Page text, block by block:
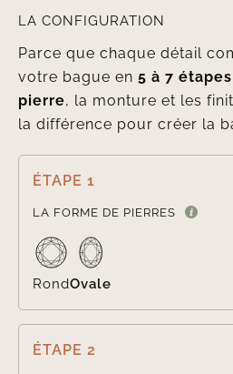
LA CONFIGURATION
Parce que chaque détail
votre bague en 5 à 7 étapes
pierre, la monture et les
la différence pour créer la
ÉTAPE 1
LA FORME DE PIERRES
RondOvale
ÉTAPE 2